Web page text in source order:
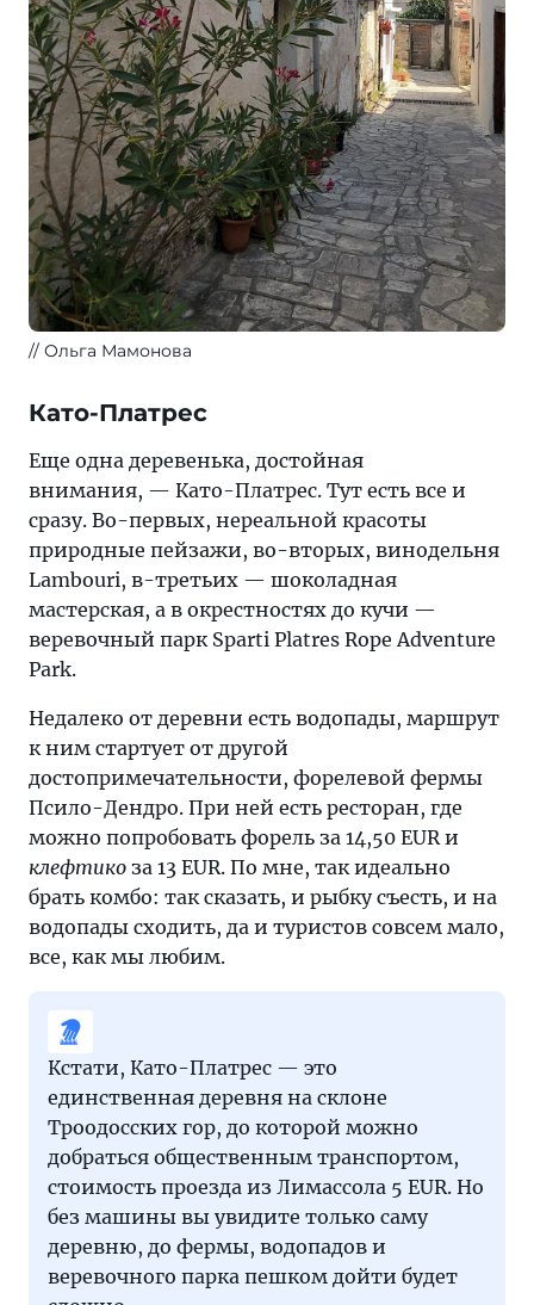
Ольга Мамонова
Като-Платрес
Еще одна деревенька, достойная
внимания, — Като-Платрес. Тут есть все и
сразу. Во-первых, нереальной красоты
природные пейзажи, во-вторых, винодельня
Lambouri, в-третьих — шоколадная
мастерская, а в окрестностях до кучи —
веревочный парк Sparti Platres Rope Adventure
Park.
Недалеко от деревни есть водопады, маршрут
к ним стартует от другой
достопримечательности, форелевой фермы
Псило-Дендро. При ней есть ресторан, где
можно попробовать форель за 14,50 EUR и
клефтико за 13 EUR. По мне, так идеально
брать комбо: так сказать, и рыбку съесть, и на
водопады сходить, да и туристов совсем мало,
все, как мы любим.
Кстати, Като-Платрес — это
единственная деревня на склоне
Троодосских гор, до которой можно
добраться общественным транспортом,
стоимость проезда из Лимассола 5 EUR. Но
без машины вы увидите только саму
деревню, до фермы, водопадов и
веревочного парка пешком дойти будет